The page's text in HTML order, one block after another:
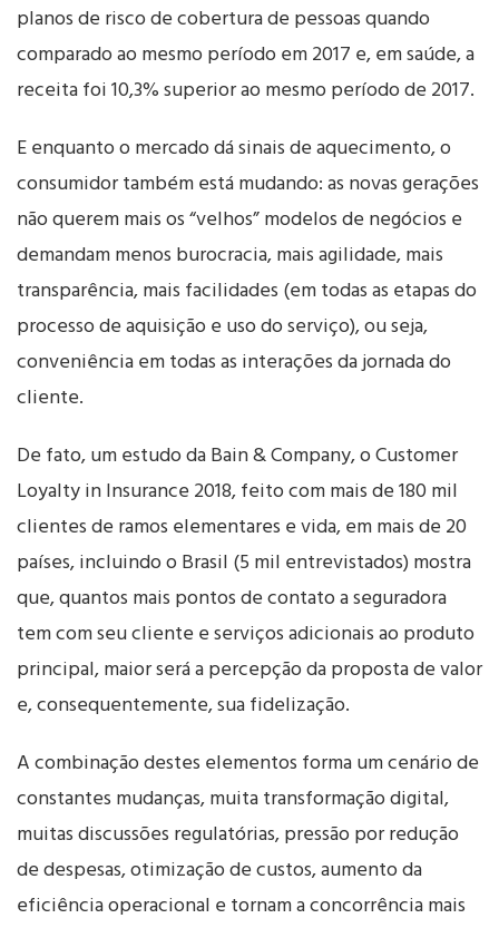
planos de risco de cobertura de pessoas quando
comparado ao mesmo período em 2017 e, em saúde, a
receita foi 10,3% superior ao mesmo período de 2017.
E enquanto o mercado dá sinais de aquecimento, o
consumidor também está mudando: as novas gerações
não querem mais os “velhos” modelos de negócios e
demandam menos burocracia, mais agilidade, mais
transparência, mais facilidades (em todas as etapas do
processo de aquisição e uso do serviço), ou seja,
conveniência em todas as interações da jornada do
cliente.
De fato, um estudo da Bain & Company, o Customer
Loyalty in Insurance 2018, feito com mais de 180 mil
clientes de ramos elementares e vida, em mais de 20
países, incluindo o Brasil (5 mil entrevistados) mostra
que, quantos mais pontos de contato a seguradora
tem com seu cliente e serviços adicionais ao produto
principal, maior será a percepção da proposta de valor
e, consequentemente, sua fidelização.
A combinação destes elementos forma um cenário de
constantes mudanças, muita transformação digital,
muitas discussões regulatórias, pressão por redução
de despesas, otimização de custos, aumento da
eficiência operacional e tornam a concorrência mais